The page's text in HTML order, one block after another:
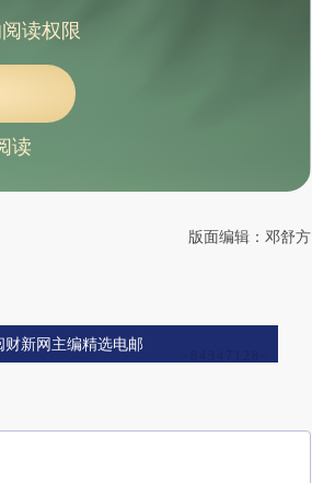
读权限
读
版面编辑：邓舒方
财新网主编精选电邮